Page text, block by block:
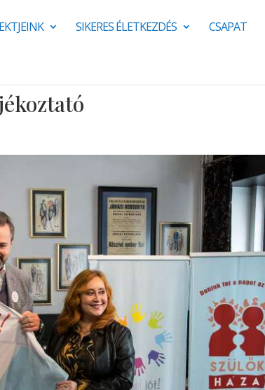
SIKERES ÉLETKEZDÉS CSAPAT